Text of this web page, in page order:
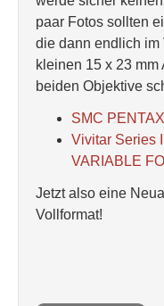
paar Fotos sollten
die dann endlich im
kleinen 15 x 23
beiden Objektive
SMC
Vivitar Series
VARIABLE
Jetzt also eine
Vollformat!